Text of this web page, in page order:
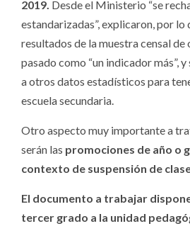
2019. Desde el Ministerio “se
estandarizadas”, explicaron, por lo
resultados de la muestra censal de
pasado como “un indicador más”,
a otros datos estadísticos para
escuela secundaria.
Otro aspecto muy importante a
serán las promociones de año o
contexto de suspensión de
El documento a trabajar
tercer grado a la unidad